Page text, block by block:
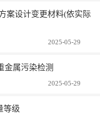
案设计变更材料(依实际
2025-05-29
金属污染检测
2025-05-29
等级